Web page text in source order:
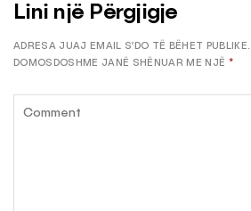
Lini një Përgjigje
ADRESA JUAJ EMAIL S’DO TË BËHET PUBLIKE.
DOMOSDOSHME JANË SHËNUAR ME NJË *